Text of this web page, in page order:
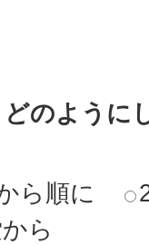
のように
ら順に
ら